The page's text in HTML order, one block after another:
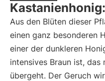
Aus den Blüten dieser
einen ganz besonderen
einer der dunkleren
intensives Braun ist, das
übergeht. Der Geruch